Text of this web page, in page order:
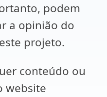
podem
a opinião do
projeto.
conteúdo ou
website